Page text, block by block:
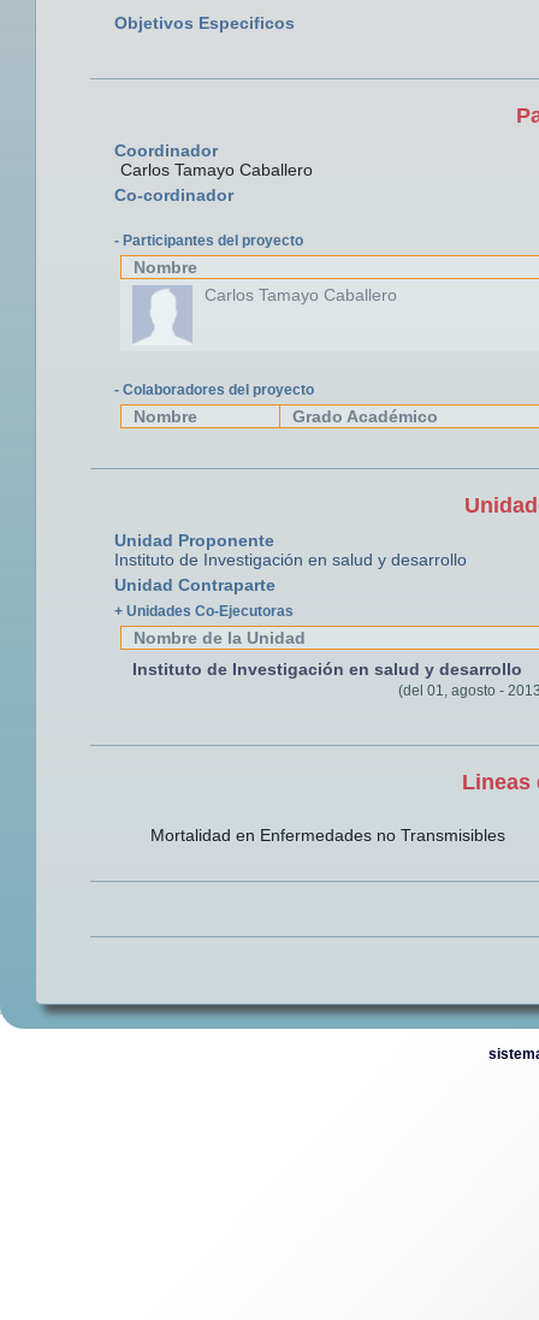
Objetivos Especificos
Coordinador
Carlos Tamayo Caballero
Co-cordinador
- Participantes del proyecto
Nombre
Carlos Tamayo Caballero
- Colaboradores del proyecto
Nombre Grado Académico
Unidad Proponente
Instituto de Investigación en salud y desarrollo
Unidad Contraparte
+ Unidades Co-Ejecutoras
Nombre de la Unidad
Instituto de Investigación en salud y desarrollo
(del 01, agosto -
Lineas
Mortalidad en Enfermedades no Transmisibles